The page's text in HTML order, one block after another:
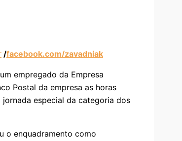
/facebook.com/zavadniak
empregado da Empresa
Postal da empresa as horas
especial da categoria dos
o enquadramento como